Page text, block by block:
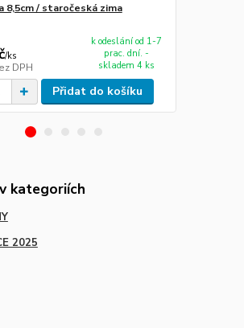
8,5cm / staročeská zima
/ks
DPH
k odeslání od 1-7
prac. dní. -
skladem 4 ks
Přidat do košíku
kategoriích
2025